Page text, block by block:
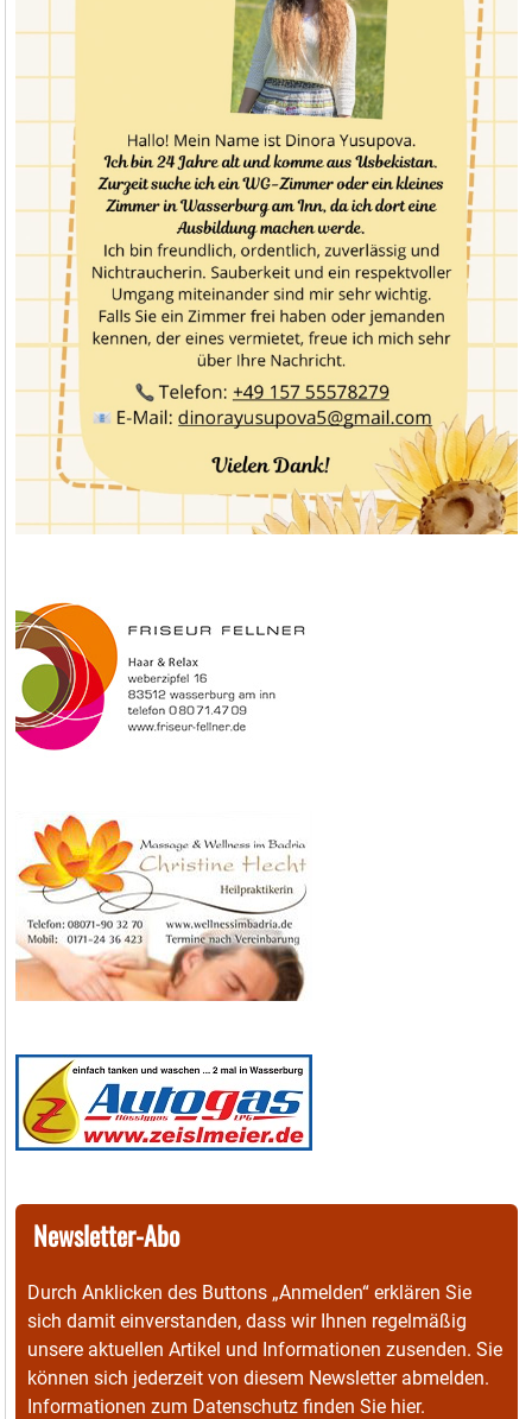
Newsletter-Abo
Durch Anklicken des Buttons „Anmelden“ erklären Sie
sich damit einverstanden, dass wir Ihnen regelmäßig
unsere aktuellen Artikel und Informationen zusenden. Sie
können sich jederzeit von diesem Newsletter abmelden.
Informationen zum Datenschutz finden Sie hier.